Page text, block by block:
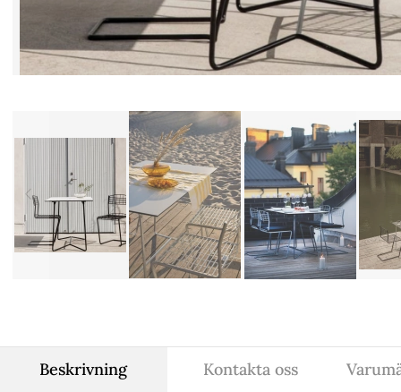
Beskrivning Kontakta oss